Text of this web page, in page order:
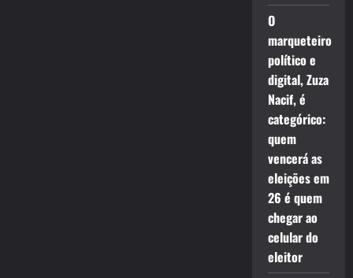
O
marqueteiro
político e
digital, Zuza
Nacif, é
categórico:
quem
vencerá as
eleições em
26 é quem
chegar ao
celular do
eleitor